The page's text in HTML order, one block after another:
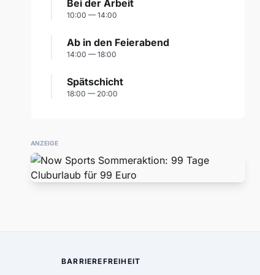
Bei der Arbeit
10:00 — 14:00
Ab in den Feierabend
14:00 — 18:00
Spätschicht
18:00 — 20:00
ANZEIGE
BARRIEREFREIHEIT